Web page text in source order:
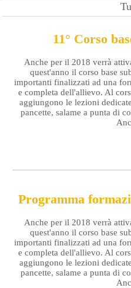
11° Corso
Anche per il 2018 verrà
quest'anno il corso base
importanti finalizzati ad una
e completa dell'allievo. Al
aggiungono le lezioni
pancette, salame a punta di
Programma
Anche per il 2018 verrà
quest'anno il corso base
importanti finalizzati ad una
e completa dell'allievo. Al
aggiungono le lezioni
pancette, salame a punta di